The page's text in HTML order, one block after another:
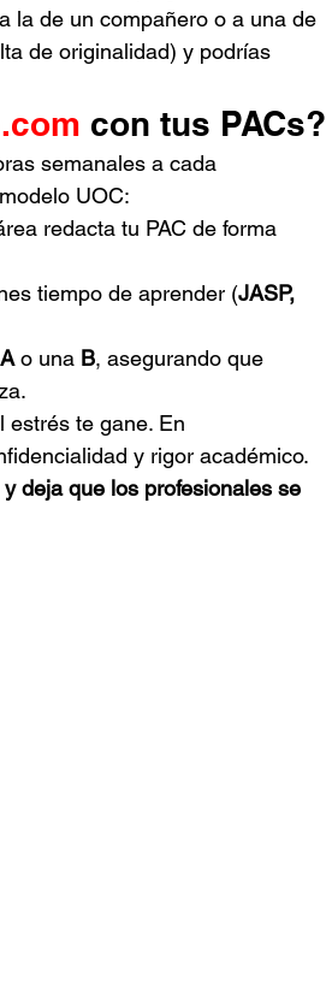
la de un compañero o a una de
de originalidad) y podrías
con tus PACs?
semanales a cada
UOC:
redacta tu PAC de forma
tiempo de aprender (JASP,
A o una B, asegurando que
estrés te gane. En
y rigor académico.
deja que los profesionales se